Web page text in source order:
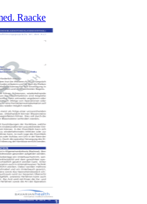
Raacke